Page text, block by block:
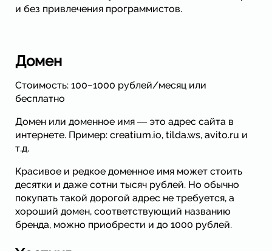
и без привлечения программистов.
Домен
Стоимость: 100−1000 рублей/месяц или
бесплатно
Домен или доменное имя ― это адрес сайта в
интернете. Пример: creatium.io, tilda.ws, avito.ru и
т.д.
Красивое и редкое доменное имя может стоить
десятки и даже сотни тысяч рублей. Но обычно
покупать такой дорогой адрес не требуется, а
хороший домен, соответствующий названию
бренда, можно приобрести и до 1000 рублей.